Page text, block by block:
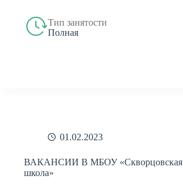
Тип занятости
Полная
01.02.2023
ВАКАНСИИ В МБОУ «Скворцовская
школа»